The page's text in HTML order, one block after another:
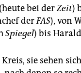
bei derZeit)
derFAS), von
Spiegel) bis
sie sehen